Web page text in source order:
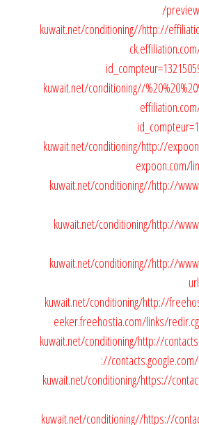
/
kuwait.net/conditioning//http://
kuwait.net/conditioning//
kuwait.net/conditioning/http://
expoon.com/
kuwait.net/conditioning//http://
kuwait.net/conditioning/http://
kuwait.net/conditioning//http://
kuwait.net/conditioning/http://
eeker.freehostia.com/links/
kuwait.net/conditioning/http://
://
kuwait.net/conditioning/https://
kuwait.net/conditioning//https://